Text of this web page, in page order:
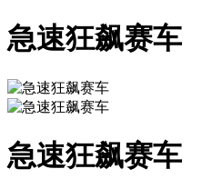
急速狂飙赛车
急速狂飙赛车